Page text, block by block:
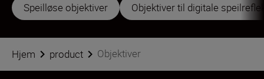
Speilløse objektiver Objektiver til digitale
Hjem product Objektiver